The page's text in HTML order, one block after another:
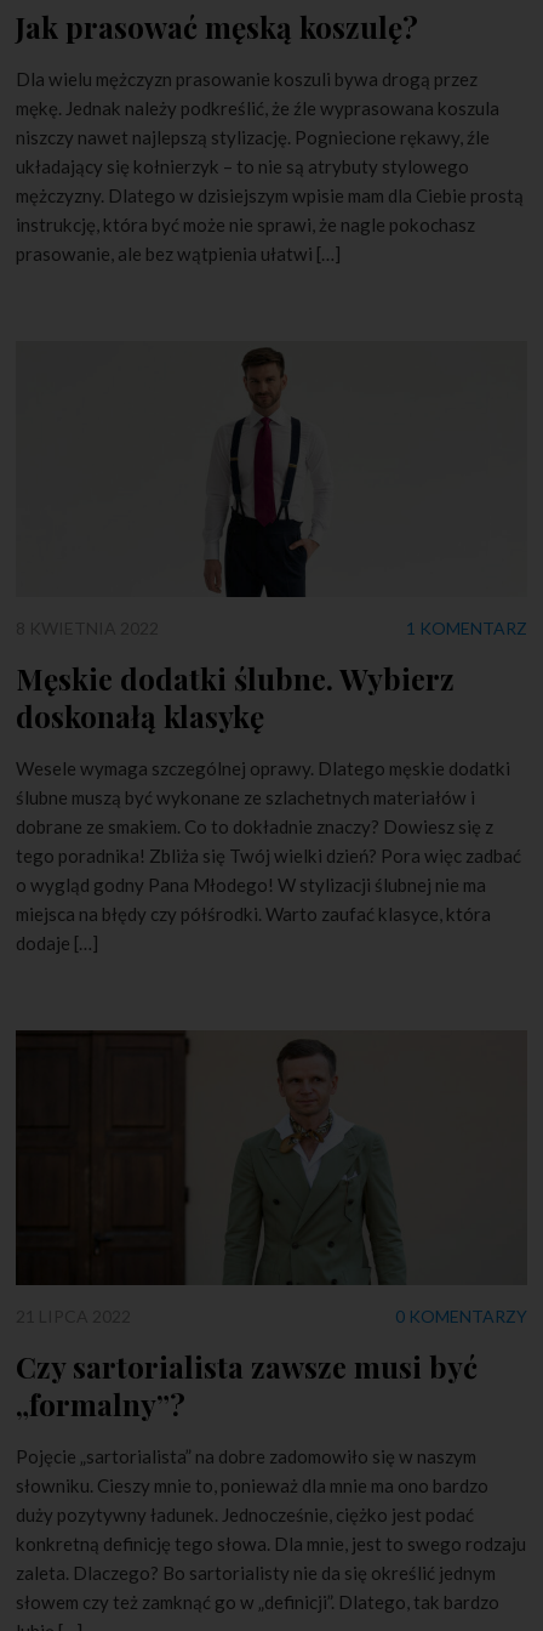
Jak prasować męską koszulę?
Dla wielu mężczyzn prasowanie koszuli bywa drogą przez
mękę. Jednak należy podkreślić, że źle wyprasowana koszula
niszczy nawet najlepszą stylizację. Pogniecione rękawy, źle
układający się kołnierzyk – to nie są atrybuty stylowego
mężczyzny. Dlatego w dzisiejszym wpisie mam dla Ciebie prostą
instrukcję, która być może nie sprawi, że nagle pokochasz
prasowanie, ale bez wątpienia ułatwi […]
1 KOMENTARZ
Męskie dodatki ślubne. Wybierz
doskonałą klasykę
Wesele wymaga szczególnej oprawy. Dlatego męskie dodatki
ślubne muszą być wykonane ze szlachetnych materiałów i
dobrane ze smakiem. Co to dokładnie znaczy? Dowiesz się z
tego poradnika! Zbliża się Twój wielki dzień? Pora więc zadbać
o wygląd godny Pana Młodego! W stylizacji ślubnej nie ma
miejsca na błędy czy półśrodki. Warto zaufać klasyce, która
dodaje […]
0 KOMENTARZY
Czy sartorialista zawsze musi być
„formalny”?
Pojęcie „sartorialista” na dobre zadomowiło się w naszym
słowniku. Cieszy mnie to, ponieważ dla mnie ma ono bardzo
duży pozytywny ładunek. Jednocześnie, ciężko jest podać
konkretną definicję tego słowa. Dla mnie, jest to swego rodzaju
zaleta. Dlaczego? Bo sartorialisty nie da się określić jednym
słowem czy też zamknąć go w „definicji”. Dlatego, tak bardzo